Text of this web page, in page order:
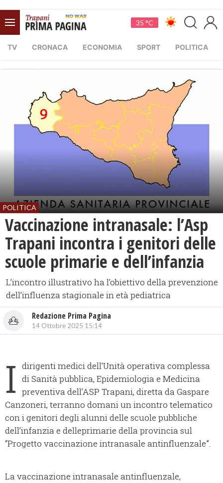
35 °C
TV CRONACA ECONOMIA SPORT POLITICA
POLITICA
Vaccinazione intranasale: l’Asp
Trapani incontra i genitori delle
scuole primarie e dell’infanzia
L’incontro illustrativo ha l’obiettivo della prevenzione
dell’influenza stagionale in età pediatrica
Redazione Prima Pagina
14 Ottobre 2025 15:14
I dirigenti medici dell’Unità operativa complessa
di Sanità pubblica, Epidemiologia e Medicina
preventiva dell’ASP Trapani, diretta da Gaspare
Canzoneri, terranno domani un incontro telematico
con i genitori degli alunni delle scuole pubbliche
dell’infanzia e delleprimarie della provincia sul
“Progetto vaccinazione intranasale antinfluenzale”.
La vaccinazione intranasale antinfluenzale,